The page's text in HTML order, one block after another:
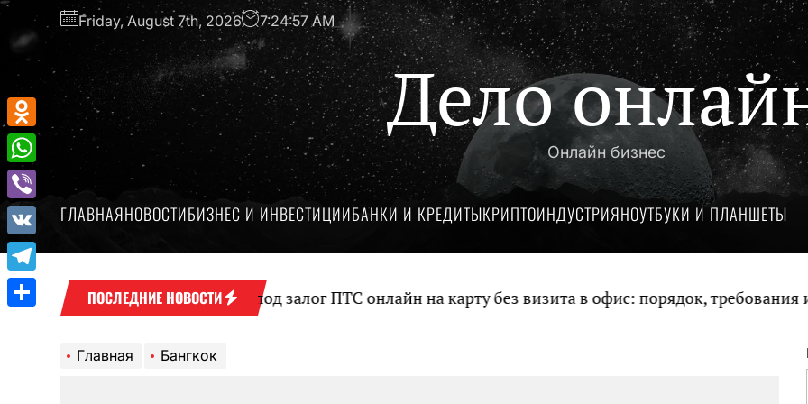
Перейти
содержимому
Friday, August 7th, 2026 7:24:58 AM
Дело
Онлайн бизнес
ГЛАВНАЯНОВОСТИБИЗНЕС И ИНВЕСТИЦИИБАНКИ И КРЕДИТЫКРИПТОИНДУСТРИЯНОУТБУКИ И ПЛАНШЕТЫ
ПОСЛЕДНИЕ НОВОСТИ
Оформление займа под залог ПТС онлайн на карту без визита в офис: порядок, требования и
Главная Бангкок
Odnoklassniki
WhatsApp
Viber
VK
Telegram
Отправить